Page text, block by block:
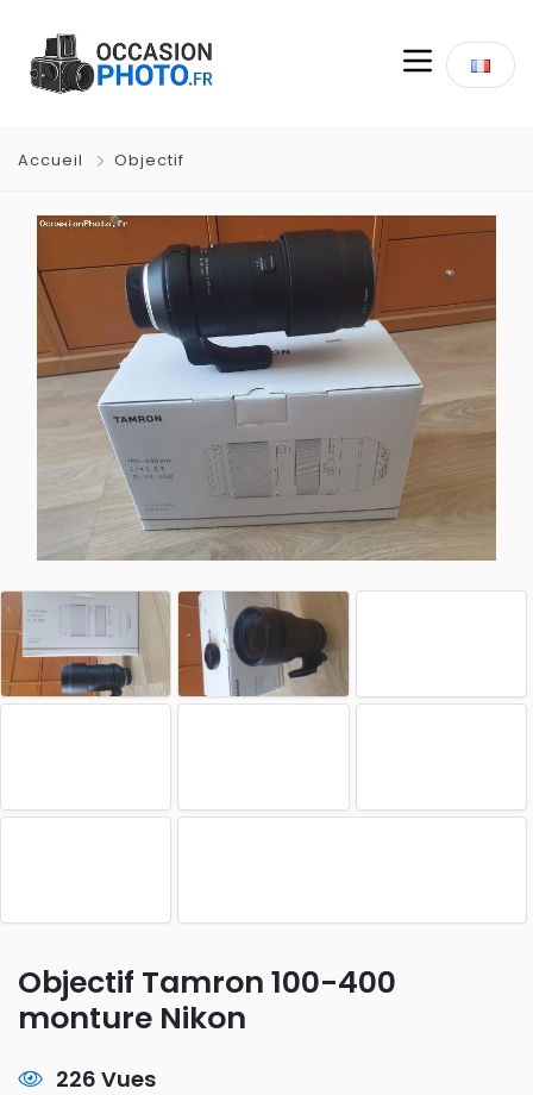
Accueil Objectif
Objectif Tamron 100-400
monture Nikon
226 Vues